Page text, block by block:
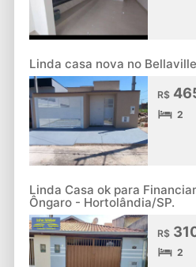
Linda casa nova no
R$
2
Linda Casa ok para
Ôngaro - Hortolândia/SP.
R$
2